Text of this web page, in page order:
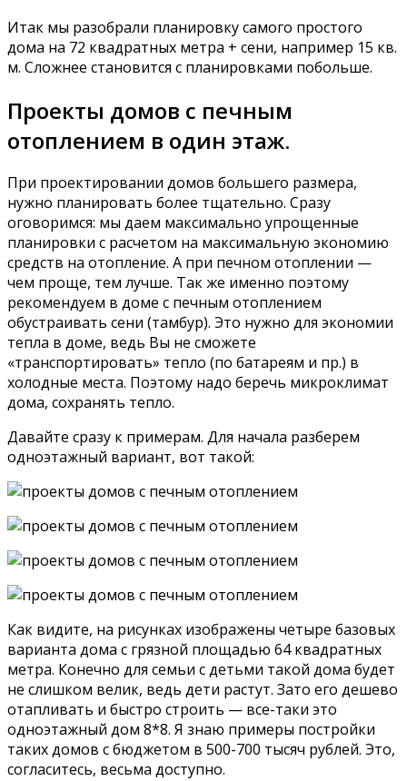
Итак мы разобрали планировку самого простого
дома на 72 квадратных метра + сени, например 15 кв.
м. Сложнее становится с планировками побольше.
Проекты домов с печным
отоплением в один этаж.
При проектировании домов большего размера,
нужно планировать более тщательно. Сразу
оговоримся: мы даем максимально упрощенные
планировки с расчетом на максимальную экономию
средств на отопление. А при печном отоплении —
чем проще, тем лучше. Так же именно поэтому
рекомендуем в доме с печным отоплением
обустраивать сени (тамбур). Это нужно для экономии
тепла в доме, ведь Вы не сможете
«транспортировать» тепло (по батареям и пр.) в
холодные места. Поэтому надо беречь микроклимат
дома, сохранять тепло.
Давайте сразу к примерам. Для начала разберем
одноэтажный вариант, вот такой:
Как видите, на рисунках изображены четыре базовых
варианта дома с грязной площадью 64 квадратных
метра. Конечно для семьи с детьми такой дома будет
не слишком велик, ведь дети растут. Зато его дешево
отапливать и быстро строить — все-таки это
одноэтажный дом 8*8. Я знаю примеры постройки
таких домов с бюджетом в 500-700 тысяч рублей. Это,
согласитесь, весьма доступно.